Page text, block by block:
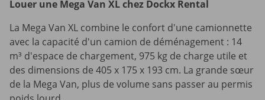
Louer une Mega Van XL chez Dockx Rental
La Mega Van XL combine le confort d'une camionnette
avec la capacité d'un camion de déménagement : 14
m³ d'espace de chargement, 975 kg de charge utile et
des dimensions de 405 x 175 x 193 cm. La grande sœur
de la Mega Van, plus de volume sans passer au permis